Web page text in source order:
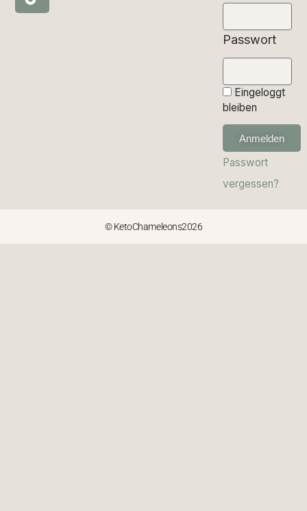
Passwort
Eingeloggt
bleiben
Anmelden
Passwort
vergessen?
© KetoChameleons2026